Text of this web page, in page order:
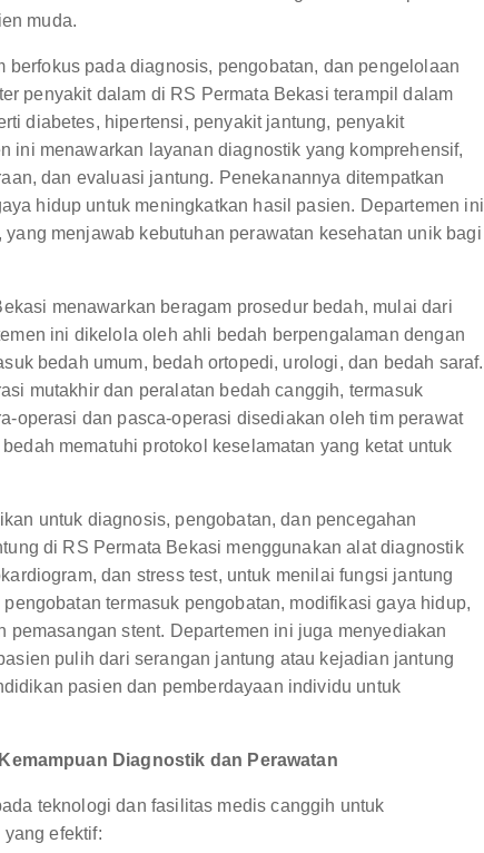
muda.
berfokus pada diagnosis, pengobatan, dan pengelolaan
penyakit dalam di RS Permata Bekasi terampil dalam
diabetes, hipertensi, penyakit jantung, penyakit
ini menawarkan layanan diagnostik yang komprehensif,
dan evaluasi jantung. Penekanannya ditempatkan
hidup untuk meningkatkan hasil pasien. Departemen ini
menjawab kebutuhan perawatan kesehatan unik bagi
menawarkan beragam prosedur bedah, mulai dari
ini dikelola oleh ahli bedah berpengalaman dengan
bedah umum, bedah ortopedi, urologi, dan bedah saraf.
mutakhir dan peralatan bedah canggih, termasuk
operasi dan pasca-operasi disediakan oleh tim perawat
mematuhi protokol keselamatan yang ketat untuk
untuk diagnosis, pengobatan, dan pencegahan
di RS Permata Bekasi menggunakan alat diagnostik
dan stress test, untuk menilai fungsi jantung
termasuk pengobatan, modifikasi gaya hidup,
stent. Departemen ini juga menyediakan
pulih dari serangan jantung atau kejadian jantung
pasien dan pemberdayaan individu untuk
Diagnostik dan Perawatan
teknologi dan fasilitas medis canggih untuk
efektif: